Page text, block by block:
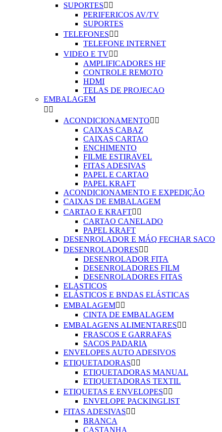
SUPORTES 
PERIFERICOS AV/TV
SUPORTES
TELEFONES 
TELEFONE INTERNET
VIDEO E TV 
AMPLIFICADORES HF
CONTROLE REMOTO
HDMI
TELAS DE PROJECAO
EMBALAGEM
 
ACONDICIONAMENTO 
CAIXAS CABAZ
CAIXAS CARTAO
ENCHIMENTO
FILME ESTIRAVEL
FITAS ADESIVAS
PAPEL E CARTAO
PAPEL KRAFT
ACONDICIONAMENTO E EXPEDIÇÃO
CAIXAS DE EMBALAGEM
CARTAO E KRAFT 
CARTAO CANELADO
PAPEL KRAFT
DESENROLADOR E MÁQ FECHAR SACO
DESENROLADORES 
DESENROLADOR FITA
DESENROLADORES FILM
DESENROLADORES FITAS
ELASTICOS
ELÁSTICOS E BNDAS ELÁSTICAS
EMBALAGEM 
CINTA DE EMBALAGEM
EMBALAGENS ALIMENTARES 
FRASCOS E GARRAFAS
SACOS PADARIA
ENVELOPES AUTO ADESIVOS
ETIQUETADORAS 
ETIQUETADORAS MANUAL
ETIQUETADORAS TEXTIL
ETIQUETAS E ENVELOPES 
ENVELOPE PACKINGLIST
FITAS ADESIVAS 
BRANCA
CASTANHA